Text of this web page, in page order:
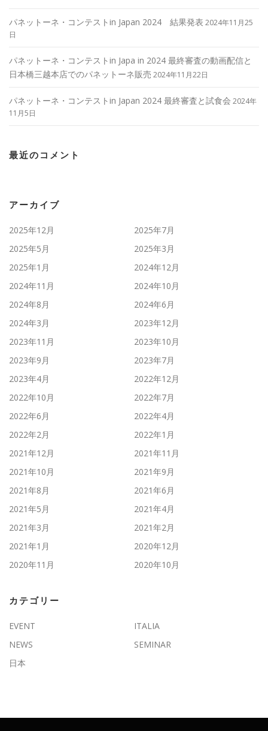
パネットーネ・コンテストin Japan 2024 結果発表 2024年11月25
日
パネットーネ・コンテストin Japa in 2024 最終審査の動画配信と
日本橋三越本店でのパネットーネ販売 2024年11月22日
パネットーネ・コンテストin Japan 2024 最終審査と試食会 2024年
11月5日
最近のコメント
アーカイブ
2025年12月
2025年7月
2025年5月
2025年3月
2025年1月
2024年12月
2024年11月
2024年10月
2024年8月
2024年6月
2024年3月
2023年12月
2023年11月
2023年10月
2023年9月
2023年7月
2023年4月
2022年12月
2022年10月
2022年7月
2022年6月
2022年4月
2022年2月
2022年1月
2021年12月
2021年11月
2021年10月
2021年9月
2021年8月
2021年6月
2021年5月
2021年4月
2021年3月
2021年2月
2021年1月
2020年12月
2020年11月
2020年10月
カテゴリー
EVENT
ITALIA
NEWS
SEMINAR
日本